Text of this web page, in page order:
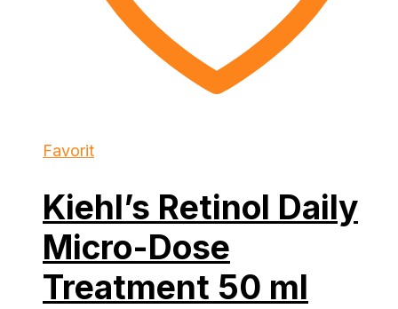
Favorit
Kiehl’s Retinol Daily
Micro-Dose
Treatment 50 ml